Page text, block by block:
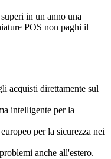
in un anno una
POS non paghi il
acquisti direttamente sul
intelligente per la
per la sicurezza nei
anche all'estero.